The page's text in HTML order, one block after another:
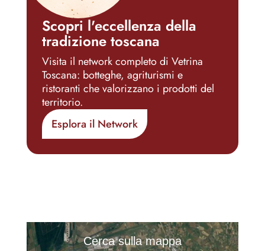
Scopri l'eccellenza della
tradizione toscana
Visita il network completo di Vetrina
Toscana: botteghe, agriturismi e
ristoranti che valorizzano i prodotti del
territorio.
Esplora il Network
Cerca sulla mappa